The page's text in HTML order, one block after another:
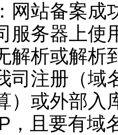
网站备案成
服务器上使
解析或解析
司注册（域
）或外部入
，且要有域